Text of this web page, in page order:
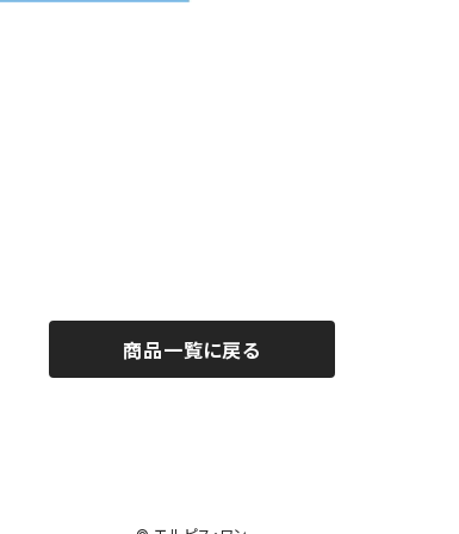
商品一覧に戻る